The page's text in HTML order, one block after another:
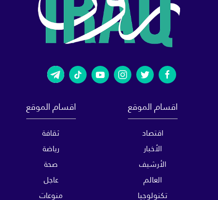
اقسام الموقع
اقتصاد
الأخبار
الأرشيف
العالم
تكنولوجيا
اقسام الموقع
ثقافة
رياضة
صحة
عاجل
منوعات